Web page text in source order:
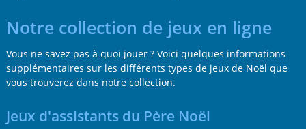
Notre collection de jeux en ligne
Vous ne savez pas à quoi jouer ? Voici quelques informations
supplémentaires sur les différents types de jeux de Noël que
vous trouverez dans notre collection.
Jeux d'assistants du Père Noël